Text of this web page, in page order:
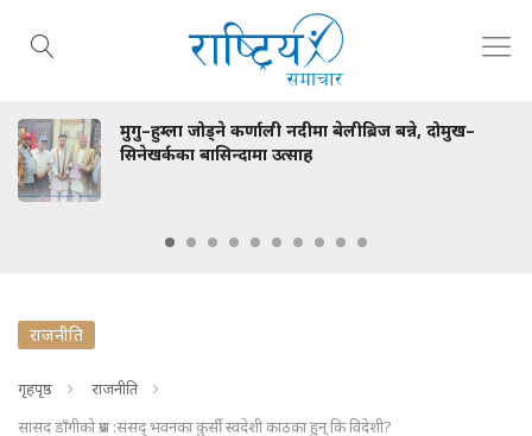
मुगु–हुम्ला जोड्ने कर्णाली नदीमा बेलीब्रिज बन्ने, दोमुख–
सिनेखर्कका बासिन्दामा उत्साह
राजनीति
गृहपृष्ठ
राजनीति
सांसद डाँगीको प्रश्न :संसद् भवनका कुर्सी स्वदेशी काठका हुन् कि विदेशी?